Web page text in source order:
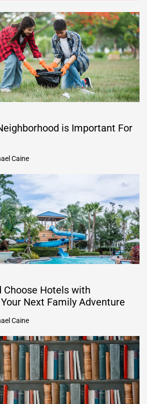
is Important For
Caine
Choose Hotels with
Next Family Adventure
Caine